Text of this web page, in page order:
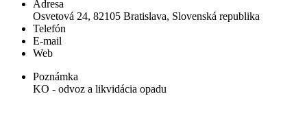
Adresa
Osvetová 24, 82105 Bratislava, Slovenská republika
Telefón
E-mail
Web
Poznámka
KO - odvoz a likvidácia opadu